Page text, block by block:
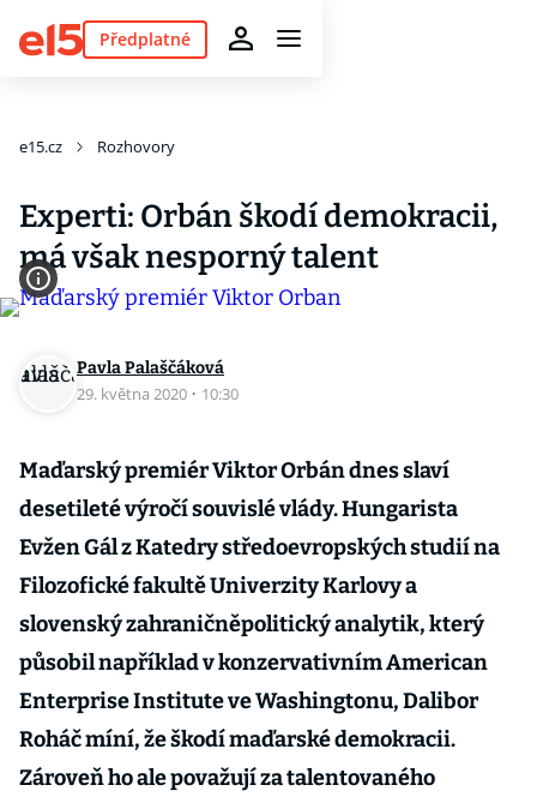
Předplatné
e15.cz Rozhovory
Experti: Orbán škodí demokracii,
má však nesporný talent
Pavla Palaščáková
29. května 2020 · 10:30
Maďarský premiér Viktor Orbán dnes slaví
desetileté výročí souvislé vlády. Hungarista
Evžen Gál z Katedry středoevropských studií na
Filozofické fakultě Univerzity Karlovy a
slovenský zahraničněpolitický analytik, který
působil například v konzervativním American
Enterprise Institute ve Washingtonu, Dalibor
Roháč míní, že škodí maďarské demokracii.
Zároveň ho ale považují za talentovaného